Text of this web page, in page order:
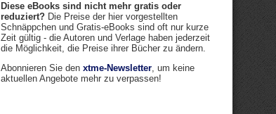
Diese eBooks sind nicht mehr gratis oder
reduziert? Die Preise der hier vorgestellten
Schnäppchen und Gratis-eBooks sind oft nur kurze
Zeit gültig - die Autoren und Verlage haben jederzeit
die Möglichkeit, die Preise ihrer Bücher zu ändern.
Abonnieren Sie den xtme-Newsletter, um keine
aktuellen Angebote mehr zu verpassen!